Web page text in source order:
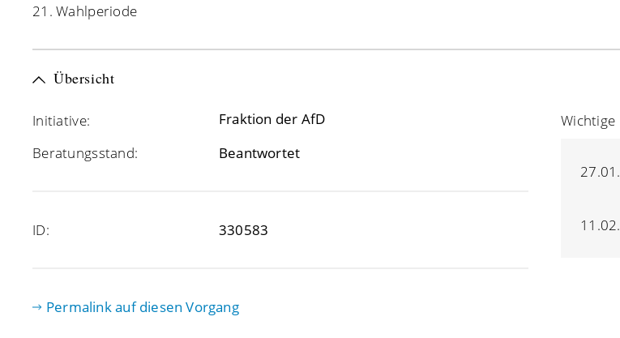
21. Wahlperiode
Übersicht
Initiative:
Fraktion der AfD
Beratungsstand:
Beantwortet
ID: 330583
Permalink auf diesen Vorgang
Wichtige